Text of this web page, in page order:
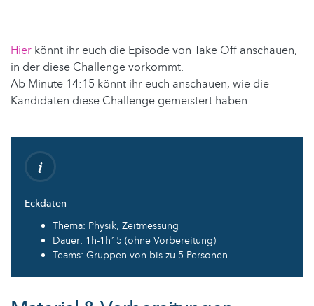
Hier könnt ihr euch die Episode von Take Off anschauen,
in der diese Challenge vorkommt.
Ab Minute 14:15 könnt ihr euch anschauen, wie die
Kandidaten diese Challenge gemeistert haben.
Eckdaten
Thema: Physik, Zeitmessung
Dauer: 1h-1h15 (ohne Vorbereitung)
Teams: Gruppen von bis zu 5 Personen.